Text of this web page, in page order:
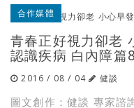
合作媒體
青春正好視力卻老
認識疾病 白內障篇8
2016 / 08 / 04 健談
圖文創作：健談 專家諮